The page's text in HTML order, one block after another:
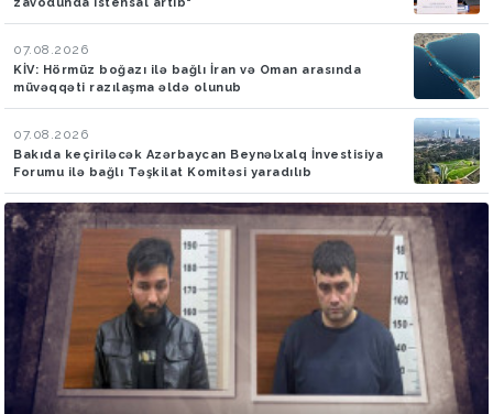
07.08.2026
KİV: Hörmüz boğazı ilə bağlı İran və Oman arasında
müvəqqəti razılaşma əldə olunub
07.08.2026
Bakıda keçiriləcək Azərbaycan Beynəlxalq İnvestisiya
Forumu ilə bağlı Təşkilat Komitəsi yaradılıb